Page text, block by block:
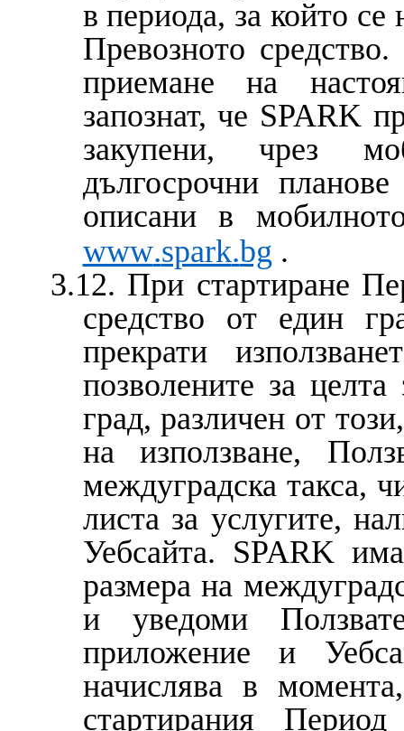
в периода, за който се
Превозното
приемане на
запознат, че SPARK
закупени, чрез
дългосрочни
описани в
www.spark.bg .
3.12. При стартиране
средство от един
прекрати
позволените за
град, различен от
на използване,
междуградска такса,
листа за услугите,
Уебсайта. SPARK
размера на
и уведоми
приложение и
начислява в
стартирания